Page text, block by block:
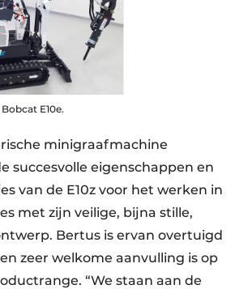
E10e.
minigraafmachine
succesvolle eigenschappen en
van de E10z voor het werken in
met zijn veilige, bijna stille,
Bertus is ervan overtuigd
zeer welkome aanvulling is op
“We staan aan de